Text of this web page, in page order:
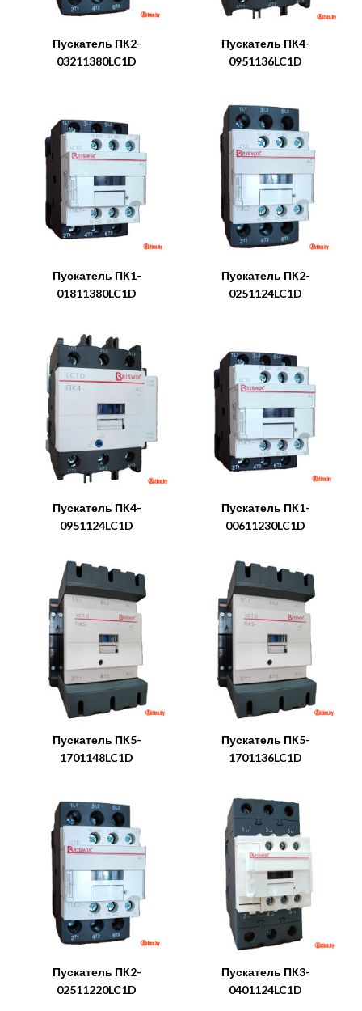
Пускатель ПК2-
03211380LC1D
Пускатель ПК4-
0951136LC1D
Пускатель ПК1-
01811380LC1D
Пускатель ПК2-
0251124LC1D
Пускатель ПК4-
0951124LC1D
Пускатель ПК1-
00611230LC1D
Пускатель ПК5-
1701148LC1D
Пускатель ПК5-
1701136LC1D
Пускатель ПК2-
02511220LC1D
Пускатель ПК3-
0401124LC1D